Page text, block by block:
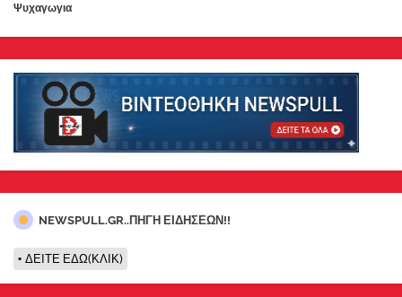
Ψυχαγωγια
NEWSPULL.GR..ΠΗΓΗ ΕΙΔΗΣΕΩΝ!!
ΔΕΙΤΕ ΕΔΩ(ΚΛΙΚ)